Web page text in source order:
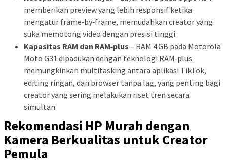
memberikan preview yang lebih responsif ketika
mengatur frame‑by‑frame, memudahkan creator yang
suka memotong video dengan presisi tinggi.
Kapasitas RAM dan RAM‑plus – RAM 4 GB pada Motorola
Moto G31 dipadukan dengan teknologi RAM‑plus
memungkinkan multitasking antara aplikasi TikTok,
editing ringan, dan browser tanpa lag, yang penting bagi
creator yang sering melakukan riset tren secara
simultan.
Rekomendasi HP Murah dengan
Kamera Berkualitas untuk Creator
Pemula